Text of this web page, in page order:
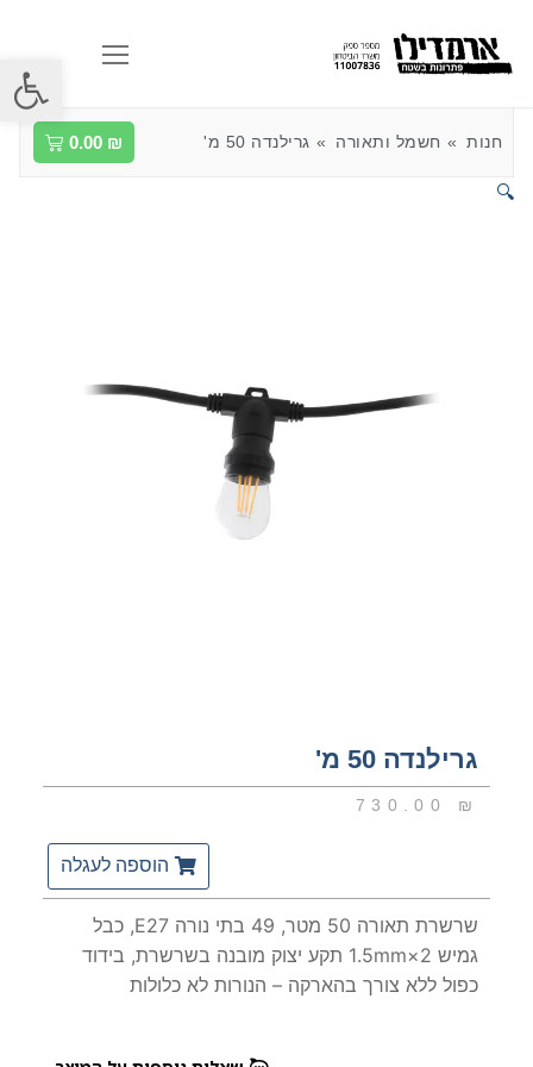
פתח
חנות חשמל ותאורה גרילנדה 50 מ' 0.00 ₪
🔍
גרילנדה 50 מ'
730.00 ₪
הוספה לעגלה
שרשרת תאורה 50 מטר, 49 בתי נורה E27, כבל
גמיש 2×1.5mm תקע יצוק מובנה בשרשרת, בידוד
כפול ללא צורך בהארקה – הנורות לא כלולות